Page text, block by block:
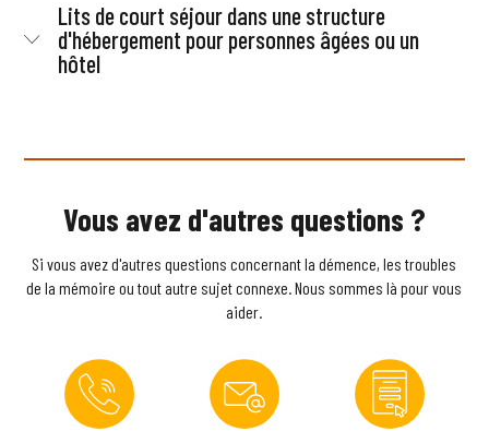
Lits de court séjour dans une structure
d'hébergement pour personnes âgées ou un
hôtel
Vous avez d'autres questions ?
Si vous avez d'autres questions concernant la démence, les troubles
de la mémoire ou tout autre sujet connexe. Nous sommes là pour vous
aider.